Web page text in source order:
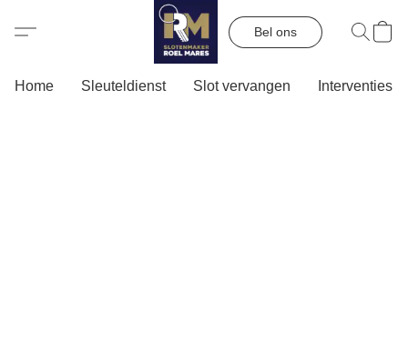
Bel ons
Home Sleuteldienst Slot vervangen Interventies